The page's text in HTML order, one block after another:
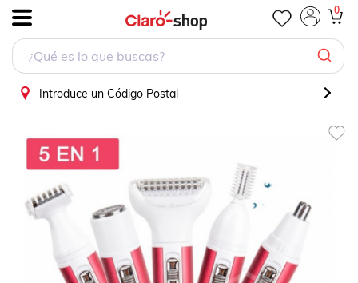
0
Introduce un Código Postal